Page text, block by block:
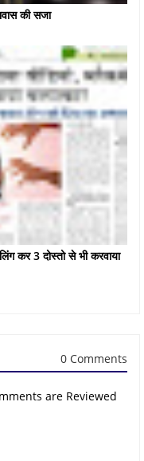
की सजा
कर 3 दोस्तो से भी करवाया
0 Comments
are Reviewed